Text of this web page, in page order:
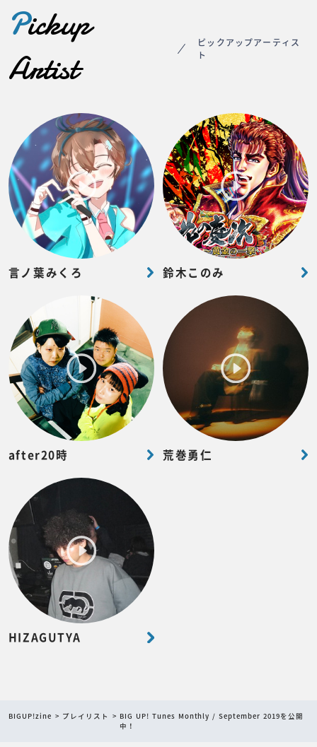
Pickup
Artist
ピックアップアーティス
ト
言ノ葉みくろ 鈴木このみ
after20時 荒巻勇仁
HIZAGUTYA
BIGUP!zine プレイリスト
BIG UP! Tunes Monthly / September 2019を公開
中！